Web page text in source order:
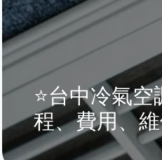
⭐台中冷氣
程、費用、